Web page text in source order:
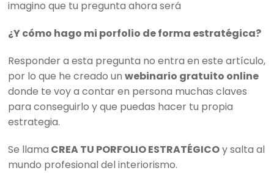
imagino que tu pregunta ahora será
¿Y cómo hago mi porfolio de forma estratégica?
Responder a esta pregunta no entra en este artículo,
por lo que he creado un webinario gratuito online
donde te voy a contar en persona muchas claves
para conseguirlo y que puedas hacer tu propia
estrategia.
Se llama CREA TU PORFOLIO ESTRATÉGICOy salta al
mundo profesional del interiorismo.